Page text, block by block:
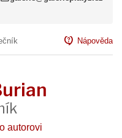
contact_support Nápověda
autorovi